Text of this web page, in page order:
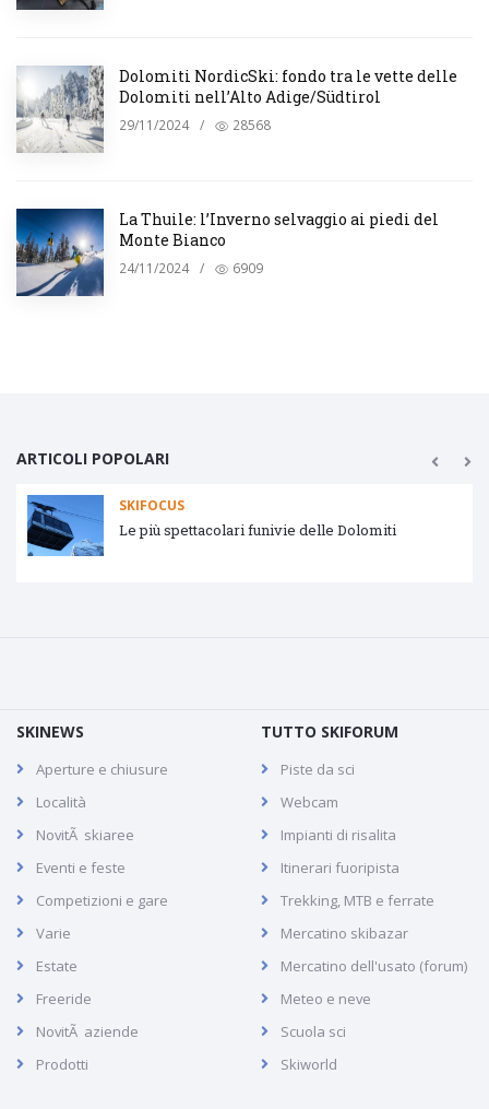
Dolomiti NordicSki: fondo tra le vette delle
Dolomiti nell’Alto Adige/Südtirol
29/11/2024 / 28568
La Thuile: l’Inverno selvaggio ai piedi del
Monte Bianco
24/11/2024 / 6909
ARTICOLI POPOLARI
SKIFOCUS
Le più spettacolari funivie delle Dolomiti
SKINEWS
Aperture e chiusure
Località
NovitÃ skiaree
Eventi e feste
Competizioni e gare
Varie
Estate
Freeride
NovitÃ aziende
Prodotti
TUTTO SKIFORUM
Piste da sci
Webcam
Impianti di risalita
Itinerari fuoripista
Trekking, MTB e ferrate
Mercatino skibazar
Mercatino dell'usato (forum)
Meteo e neve
Scuola sci
Skiworld